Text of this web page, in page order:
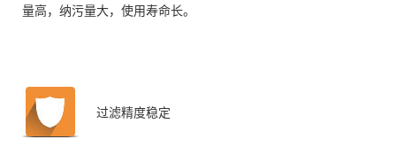
量高，纳污量大，使用寿命长。
过滤精度稳定